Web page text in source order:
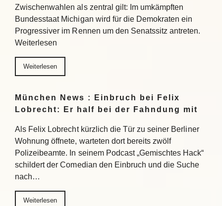
Zwischenwahlen als zentral gilt: Im umkämpften
Bundesstaat Michigan wird für die Demokraten ein
Progressiver im Rennen um den Senatssitz antreten.
Weiterlesen
Weiterlesen
München News : Einbruch bei Felix
Lobrecht: Er half bei der Fahndung mit
Als Felix Lobrecht kürzlich die Tür zu seiner Berliner
Wohnung öffnete, warteten dort bereits zwölf
Polizeibeamte. In seinem Podcast „Gemischtes Hack“
schildert der Comedian den Einbruch und die Suche
nach…
Weiterlesen